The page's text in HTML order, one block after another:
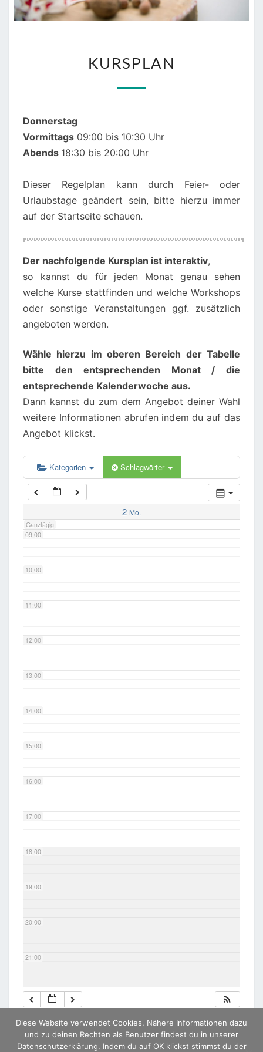
KURSPLAN
Donnerstag
Vormittags 09:00 bis 10:30 Uhr
Abends 18:30 bis 20:00 Uhr
Dieser Regelplan kann durch Feier- oder
Urlaubstage geändert sein, bitte hierzu immer
auf der Startseite schauen.
Der nachfolgende Kursplan ist interaktiv,
so kannst du für jeden Monat genau sehen
welche Kurse stattfinden und welche Workshops
oder sonstige Veranstaltungen ggf. zusätzlich
angeboten werden.
Wähle hierzu im oberen Bereich der Tabelle
bitte den entsprechenden Monat / die
entsprechende Kalenderwoche aus.
Dann kannst du zum dem Angebot deiner Wahl
weitere Informationen abrufen indem du auf das
Angebot klickst.
Kategorien Schlagwörter
2 Mo.
Ganztägig
00:00
02:00
03:00
04:00
06:00
07:00
08:00
09:00
10:00
11:00
12:00
13:00
14:00
15:00
16:00
17:00
18:00
19:00
20:00
21:00
22:00
23:00
Diese Website verwendet Cookies. Nähere Informationen dazu
und zu deinen Rechten als Benutzer findest du in unserer
Datenschutzerklärung. Indem du auf OK klickst stimmst du der